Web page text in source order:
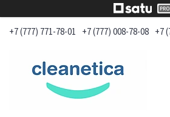
+7 (777) 771-78-01 +7 (777) 008-78-08 +7